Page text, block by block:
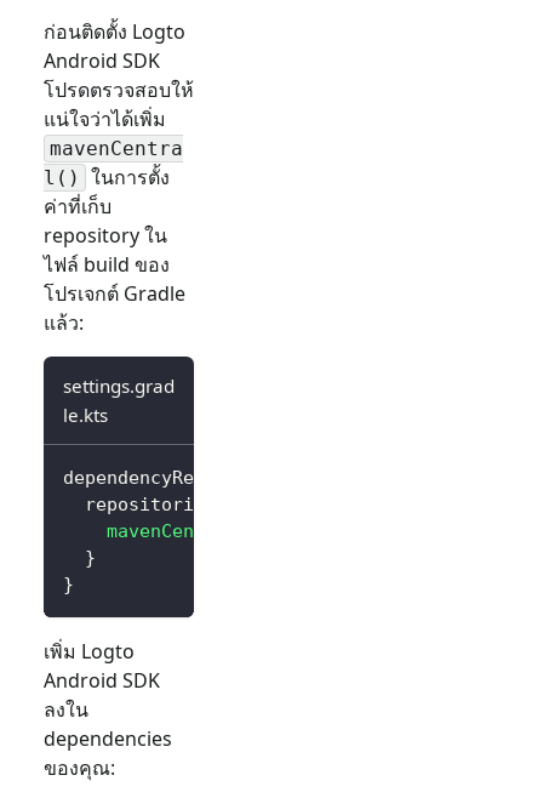
ก่อนติดตั้ง Logto
Android SDK
โปรดตรวจสอบให้
แน่ใจว่าได้เพิ่ม
mavenCentra
l()
ในการตั้ง
ค่าที่เก็บ
repository ใน
ไฟล์ build ของ
โปรเจกต์ Gradle
แล้ว:
settings.grad
le.kts
dependencyResolutionManagement
  repositories
mavenCentral
}
}
เพิ่ม Logto
Android SDK
ลงใน
dependencies
ของคุณ: